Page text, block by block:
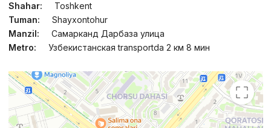
Shahar:
Toshkent
Tuman:
Shayxontohur
Manzil:
Самарканд Дарбаза улица
Metro:
Узбекистанская transportda 2 км 8 мин